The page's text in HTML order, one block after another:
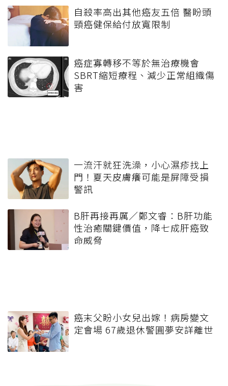
自殺率高出其他癌友五倍 醫盼頭
頸癌健保給付放寬限制
癌症寡轉移不等於無治療機會
SBRT縮短療程、減少正常組織傷
害
一流汗就狂洗澡，小心濕疹找上
門！夏天皮膚癢可能是屏障受損
警訊
B肝再接再厲／鄭文睿：B肝功能
性治癒關鍵價值，降七成肝癌致
命威脅
癌末父盼小女兒出嫁！病房變文
定會場 67歲退休警圓夢安詳離世